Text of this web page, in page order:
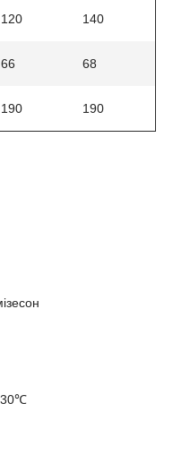
120 140
66 68
190 190
30℃